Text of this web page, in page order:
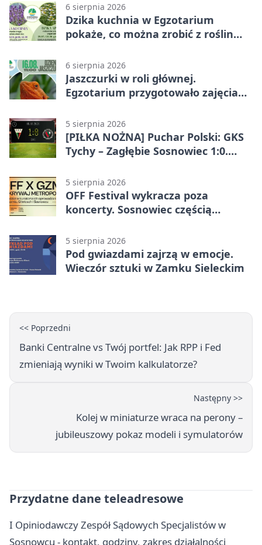
6 sierpnia 2026
Dzika kuchnia w Egzotarium
pokaże, co można zrobić z roślin
6 sierpnia 2026
Jaszczurki w roli głównej.
Egzotarium przygotowało zajęcia
5 sierpnia 2026
[PIŁKA NOŻNA] Puchar Polski: GKS
Tychy – Zagłębie Sosnowiec 1:0.
przed przerwą
5 sierpnia 2026
OFF Festival wykracza poza
koncerty. Sosnowiec częścią
5 sierpnia 2026
Pod gwiazdami zajrzą w emocje.
Wieczór sztuki w Zamku Sieleckim
<< Poprzedni
Banki Centralne vs Twój portfel: Jak RPP i Fed
zmieniają wyniki w Twoim kalkulatorze?
Następny >>
Kolej w miniaturze wraca na perony –
jubileuszowy pokaz modeli i symulatorów
Przydatne dane teleadresowe
I Opiniodawczy Zespół Sądowych Specjalistów w
Sosnowcu - kontakt, godziny, zakres działalności